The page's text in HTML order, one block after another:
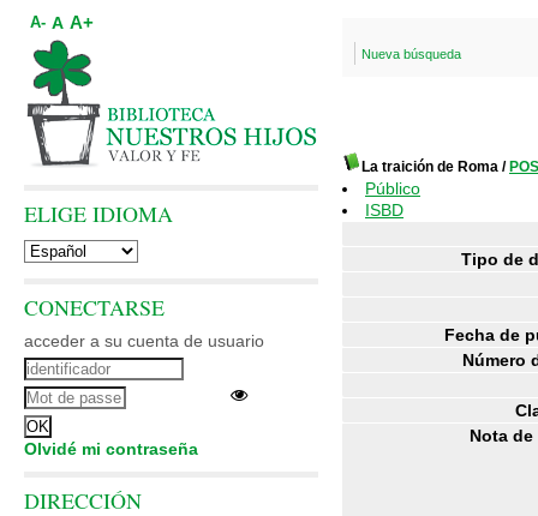
Nueva búsqueda
La traición de Roma /
Público
ISBD
Tipo de
Fecha de
Número
Nota
A- A A+
ELIGE IDIOMA
CONECTARSE
acceder a su cuenta de usuario
Olvidé mi contraseña
DIRECCIÓN